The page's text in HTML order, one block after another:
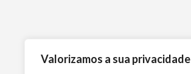
Valorizamos a sua privacidade